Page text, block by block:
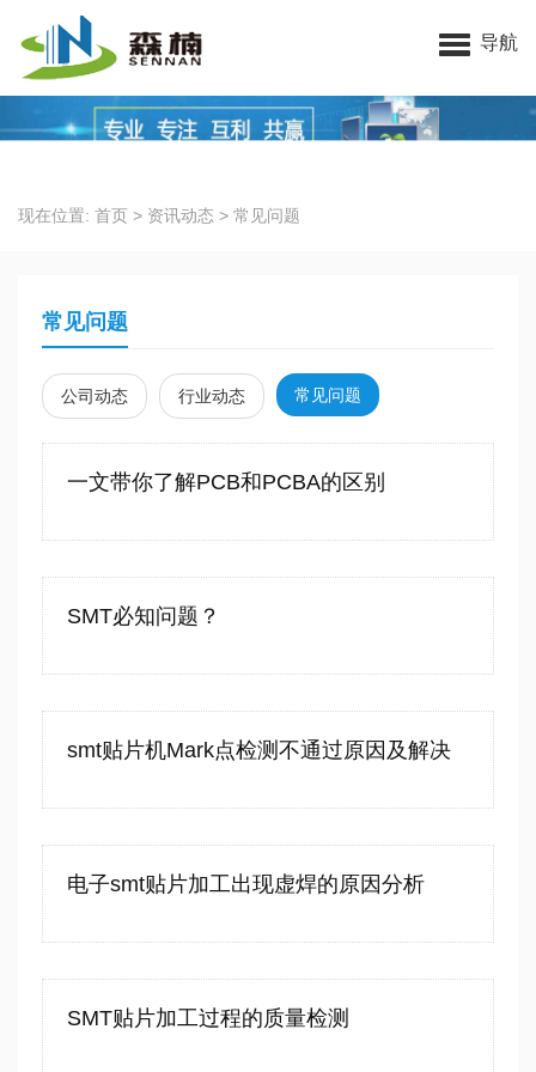
苏州森楠科技有限公司
导航
现在位置: 首页 > 资讯动态 > 常见问题
常见问题
公司动态 行业动态 常见问题
一文带你了解PCB和PCBA的区别
SMT必知问题？
smt贴片机Mark点检测不通过原因及解决
电子smt贴片加工出现虚焊的原因分析
SMT贴片加工过程的质量检测